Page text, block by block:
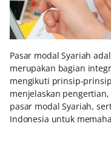
Pasar modal Syariah
merupakan bagian
mengikuti prinsip-
menjelaskan
pasar modal Syariah,
Indonesia untuk